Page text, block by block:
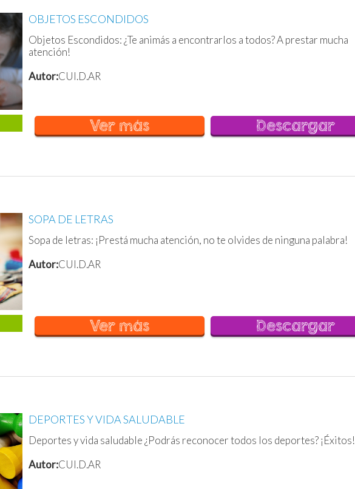
OBJETOS ESCONDIDOS
Objetos Escondidos: ¿Te animás a encontrarlos a todos? A prestar mucha
atención!
Autor:CUI.D.AR
Descargar
Ver más
SOPA DE LETRAS
Sopa de letras: ¡Prestá mucha atención, no te olvides de ninguna palabra!
Autor:CUI.D.AR
Descargar
Ver más
DEPORTES Y VIDA SALUDABLE
Deportes y vida saludable ¿Podrás reconocer todos los deportes? ¡Éxitos!
Autor:CUI.D.AR